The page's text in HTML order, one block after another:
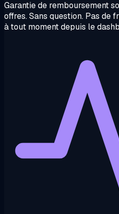
Garantie de remboursement
offres. Sans question. Pas de
à tout moment depuis le